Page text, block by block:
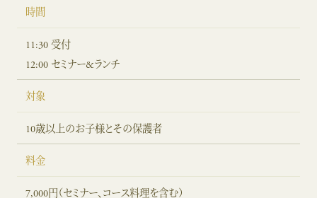
時間
11:30 受付
12:00 セミナー&ランチ
対象
10歳以上のお子様とその保護者
料金
7,000円（セミナー、コース料理を含む）